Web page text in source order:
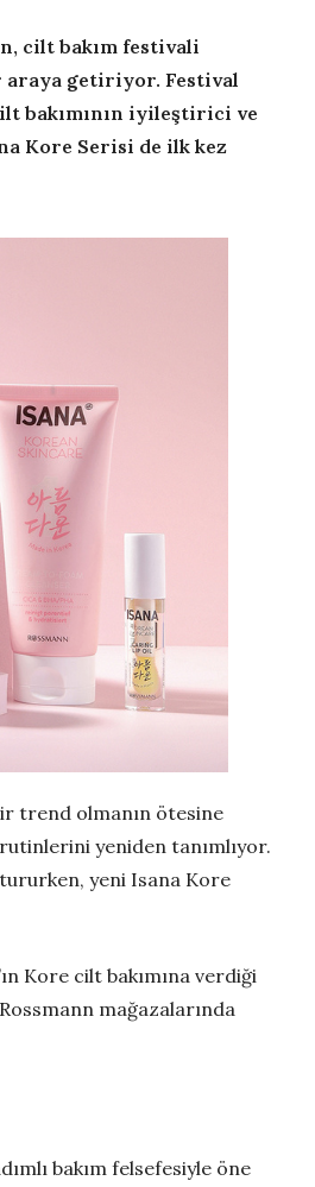
cilt bakım festivali
araya getiriyor. Festival
bakımının iyileştirici ve
Kore Serisi de ilk kez
trend olmanın ötesine
yeniden tanımlıyor.
yeni Isana Kore
Kore cilt bakımına verdiği
mağazalarında
bakım felsefesiyle öne